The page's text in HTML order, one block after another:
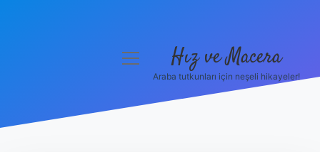
menüyü
Hız ve Macera
Araba tutkunları için neşeli hikayeler!